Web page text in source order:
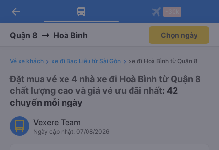
Tải app Vexere ngay!
Nhận ưu đãi thành viên độc
Mở app
Tải app Vexere
-30k/ghế khi đặt vé máy bay qua
Mở app
arrow_back
Quận 8 Hoà Bình Chọn ngày
Vé xe khách xe đi Bạc Liêu từ Sài Gòn xe đi Hoà Bình từ Quận 8
Đặt mua vé xe 4 nhà xe đi Hoà Bình từ Quận 8
chất lượng cao và giá vé ưu đãi nhất: 42
chuyến mỗi ngày
Vexere Team
Ngày cập nhật: 07/08/2026